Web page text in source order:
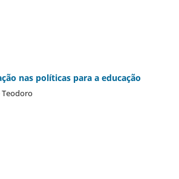
nas políticas para a educação